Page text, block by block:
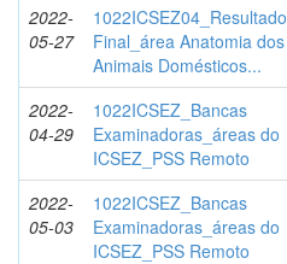
2022-
05-27
1022ICSEZ04_Resultado
Final_área Anatomia dos
Animais Domésticos...
2022-
04-29
1022ICSEZ_Bancas
Examinadoras_áreas do
ICSEZ_PSS Remoto
2022-
05-03
1022ICSEZ_Bancas
Examinadoras_áreas do
ICSEZ_PSS Remoto